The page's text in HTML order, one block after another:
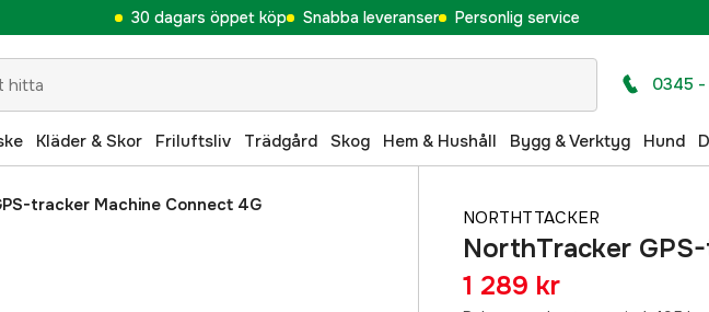
30 dagars öppet köp Snabba leveranser Personlig service
0345
Kläder & Skor Friluftsliv Trädgård Skog Hem & Hushåll Bygg & Verktyg Hund
tracker Machine Connect 4G
NORTHTTACKER
NorthTracker
1 289 kr